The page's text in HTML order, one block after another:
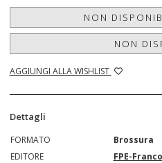
NON
NON
AGGIUNGI ALLA WISHLIST
Dettagli
FORMATO
Brossura
EDITORE
FPE-